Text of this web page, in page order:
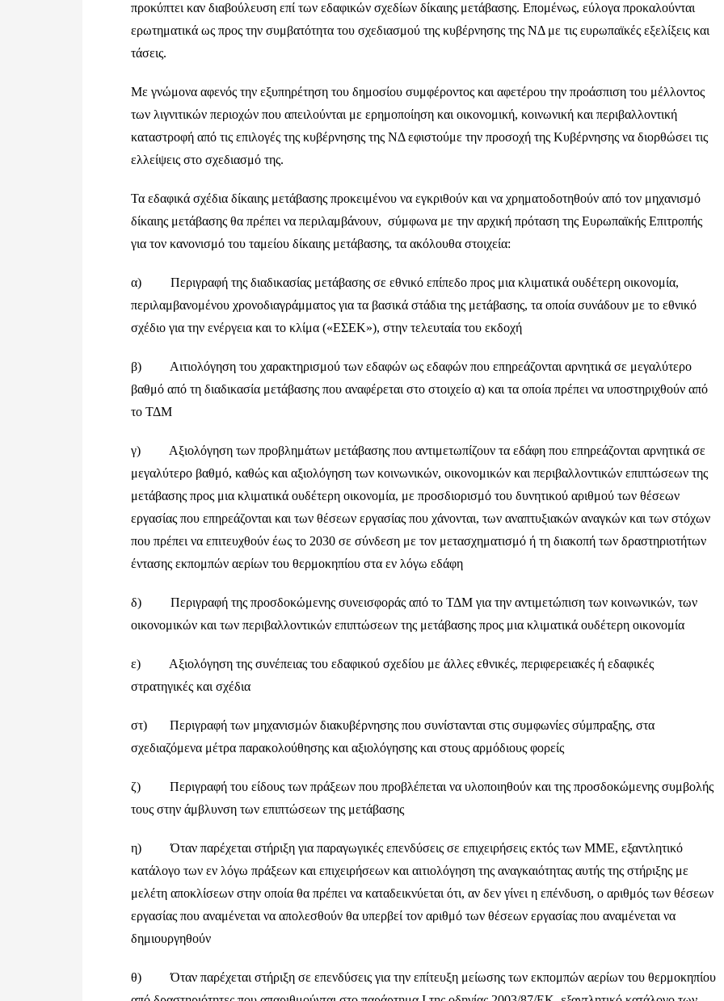
προκύπτει καν διαβούλευση επί των εδαφικών σχεδίων δίκαιης μετάβασης. Επομένως, εύλογα προκαλούνται
ερωτηματικά ως προς την συμβατότητα του σχεδιασμού της κυβέρνησης της ΝΔ με τις ευρωπαϊκές εξελίξεις και
τάσεις.
Με γνώμονα αφενός την εξυπηρέτηση του δημοσίου συμφέροντος και αφετέρου την προάσπιση του μέλλοντος
των λιγνιτικών περιοχών που απειλούνται με ερημοποίηση και οικονομική, κοινωνική και περιβαλλοντική
καταστροφή από τις επιλογές της κυβέρνησης της ΝΔ εφιστούμε την προσοχή της Κυβέρνησης να διορθώσει τις
ελλείψεις στο σχεδιασμό της.
Τα εδαφικά σχέδια δίκαιης μετάβασης προκειμένου να εγκριθούν και να χρηματοδοτηθούν από τον μηχανισμό
δίκαιης μετάβασης θα πρέπει να περιλαμβάνουν, σύμφωνα με την αρχική πρόταση της Ευρωπαϊκής Επιτροπής
για τον κανονισμό του ταμείου δίκαιης μετάβασης, τα ακόλουθα στοιχεία:
α) Περιγραφή της διαδικασίας μετάβασης σε εθνικό επίπεδο προς μια κλιματικά ουδέτερη οικονομία,
περιλαμβανομένου χρονοδιαγράμματος για τα βασικά στάδια της μετάβασης, τα οποία συνάδουν με το εθνικό
σχέδιο για την ενέργεια και το κλίμα («ΕΣΕΚ»), στην τελευταία του εκδοχή
β) Αιτιολόγηση του χαρακτηρισμού των εδαφών ως εδαφών που επηρεάζονται αρνητικά σε μεγαλύτερο
βαθμό από τη διαδικασία μετάβασης που αναφέρεται στο στοιχείο α) και τα οποία πρέπει να υποστηριχθούν από
το ΤΔΜ
γ) Αξιολόγηση των προβλημάτων μετάβασης που αντιμετωπίζουν τα εδάφη που επηρεάζονται αρνητικά σε
μεγαλύτερο βαθμό, καθώς και αξιολόγηση των κοινωνικών, οικονομικών και περιβαλλοντικών επιπτώσεων της
μετάβασης προς μια κλιματικά ουδέτερη οικονομία, με προσδιορισμό του δυνητικού αριθμού των θέσεων
εργασίας που επηρεάζονται και των θέσεων εργασίας που χάνονται, των αναπτυξιακών αναγκών και των στόχων
που πρέπει να επιτευχθούν έως το 2030 σε σύνδεση με τον μετασχηματισμό ή τη διακοπή των δραστηριοτήτων
έντασης εκπομπών αερίων του θερμοκηπίου στα εν λόγω εδάφη
δ) Περιγραφή της προσδοκώμενης συνεισφοράς από το ΤΔΜ για την αντιμετώπιση των κοινωνικών, των
οικονομικών και των περιβαλλοντικών επιπτώσεων της μετάβασης προς μια κλιματικά ουδέτερη οικονομία
ε) Αξιολόγηση της συνέπειας του εδαφικού σχεδίου με άλλες εθνικές, περιφερειακές ή εδαφικές
στρατηγικές και σχέδια
στ) Περιγραφή των μηχανισμών διακυβέρνησης που συνίστανται στις συμφωνίες σύμπραξης, στα
σχεδιαζόμενα μέτρα παρακολούθησης και αξιολόγησης και στους αρμόδιους φορείς
ζ) Περιγραφή του είδους των πράξεων που προβλέπεται να υλοποιηθούν και της προσδοκώμενης συμβολής
τους στην άμβλυνση των επιπτώσεων της μετάβασης
η) Όταν παρέχεται στήριξη για παραγωγικές επενδύσεις σε επιχειρήσεις εκτός των ΜΜΕ, εξαντλητικό
κατάλογο των εν λόγω πράξεων και επιχειρήσεων και αιτιολόγηση της αναγκαιότητας αυτής της στήριξης με
μελέτη αποκλίσεων στην οποία θα πρέπει να καταδεικνύεται ότι, αν δεν γίνει η επένδυση, ο αριθμός των θέσεων
εργασίας που αναμένεται να απολεσθούν θα υπερβεί τον αριθμό των θέσεων εργασίας που αναμένεται να
δημιουργηθούν
θ) Όταν παρέχεται στήριξη σε επενδύσεις για την επίτευξη μείωσης των εκπομπών αερίων του θερμοκηπίου